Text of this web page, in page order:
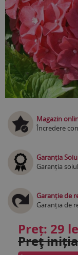
Magazin
Încredere
Garanția
Garanția
Garanție de
Garanția de
Preț: 29
Preţ